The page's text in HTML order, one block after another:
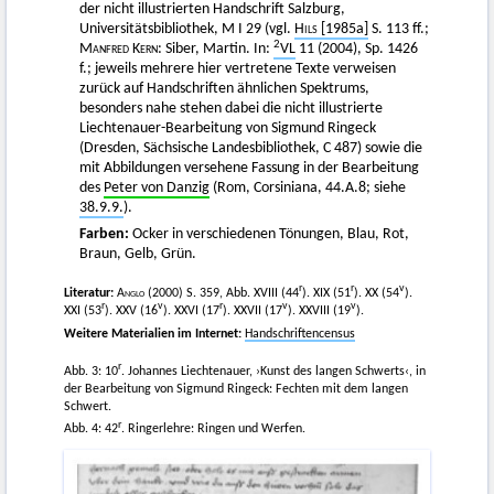
der nicht illustrierten Handschrift Salzburg,
Universitätsbibliothek, M I 29 (vgl. Hils [1985a] S. 113 ff.;
Manfred Kern: Siber, Martin. In: 2VL 11 (2004), Sp. 1426
f.; jeweils mehrere hier vertretene Texte verweisen
zurück auf Handschriften ähnlichen Spektrums,
besonders nahe stehen dabei die nicht illustrierte
Liechtenauer-Bearbeitung von Sigmund Ringeck
(Dresden, Sächsische Landesbibliothek, C 487) sowie die
mit Abbildungen versehene Fassung in der Bearbeitung
des Peter von Danzig (Rom, Corsiniana, 44.A.8; siehe
38.9.9.).
Farben: Ocker in verschiedenen Tönungen, Blau, Rot,
Braun, Gelb, Grün.
Literatur: Anglo (2000) S. 359, Abb. XVIII (44r). XIX (51r). XX (54v).
XXI (53r). XXV (16v). XXVI (17r). XXVII (17v). XXVIII (19v).
Weitere Materialien im Internet: Handschriftencensus
Abb. 3: 10r. Johannes Liechtenauer, ›Kunst des langen Schwerts‹, in
der Bearbeitung von Sigmund Ringeck: Fechten mit dem langen
Schwert.
Abb. 4: 42r. Ringerlehre: Ringen und Werfen.